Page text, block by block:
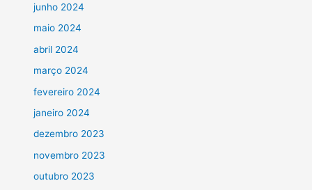
junho 2024
maio 2024
abril 2024
março 2024
fevereiro 2024
janeiro 2024
dezembro 2023
novembro 2023
outubro 2023